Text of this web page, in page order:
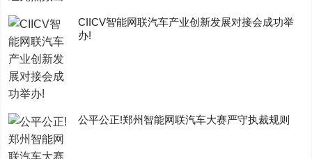
CIICV智能网联汽车产业创新发展对接会成功举
办!
公平公正!郑州智能网联汽车大赛严守执裁规则